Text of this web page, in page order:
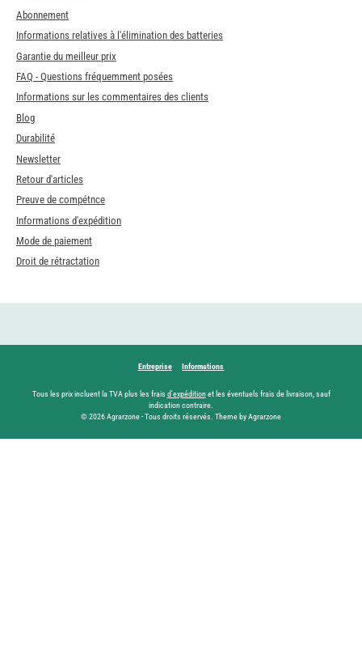
Abonnement
Informations relatives à l'élimination des batteries
Garantie du meilleur prix
FAQ - Questions fréquemment posées
Informations sur les commentaires des clients
Blog
Durabilité
Newsletter
Retour d'articles
Preuve de compétnce
Informations d'expédition
Mode de paiement
Droit de rétractation
Entreprise Informations
Tous les prix incluent la TVA plus les frais d'expéditionet les éventuels frais de livraison, sauf
indication contraire.
© 2026 Agrarzone - Tous droits réservés. Theme by Agrarzone